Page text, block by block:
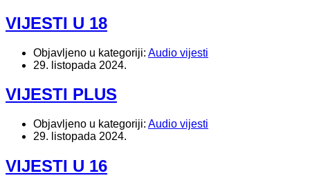
VIJESTI U 18
Objavljeno u kategoriji: Audio vijesti
29. listopada 2024.
VIJESTI PLUS
Objavljeno u kategoriji: Audio vijesti
29. listopada 2024.
VIJESTI U 16